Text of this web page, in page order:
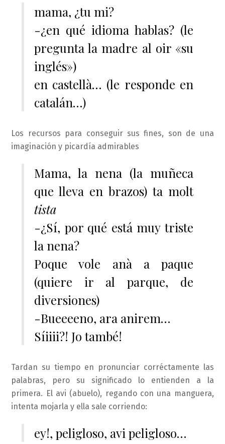
mama, ¿tu mi?
-¿en qué idioma hablas? (le
pregunta la madre al oir «su
inglés»)
en castellà… (le responde en
catalán…)
Los recursos para conseguir sus fines, son de una
imaginación y picardía admirables
Mama, la nena (la muñeca
que lleva en brazos) ta molt
tista
-¿Sí, por qué está muy triste
la nena?
Poque vole anà a paque
(quiere ir al parque, de
diversiones)
-Bueeeeno, ara anirem…
Síiiii?! Jo també!
Tardan su tiempo en pronunciar corréctamente las
palabras, pero su significado lo entienden a la
primera. El avi (abuelo), regando con una manguera,
intenta mojarla y ella sale corriendo:
ey!, peligloso, avi peligloso…